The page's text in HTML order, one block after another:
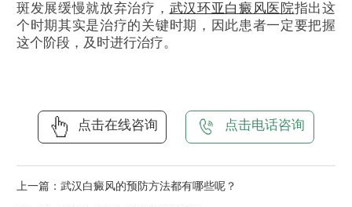
斑发展缓慢就放弃治疗， 武汉环亚白癜风医院指出这
个时期其实是治疗的关键时期，因此患者一定要把握
这个阶段，及时进行治疗。
点击在线咨询 点击电话咨询
上一篇： 武汉白癜风的预防方法都有哪些呢？